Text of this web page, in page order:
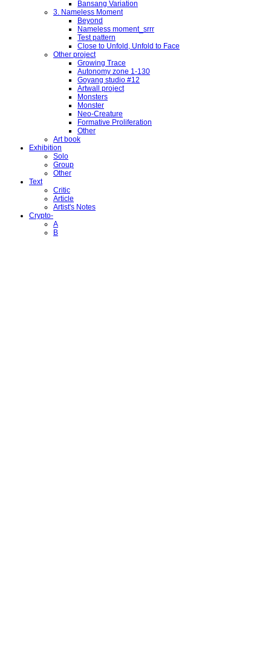
Bansang Variation
3. Nameless Moment
Beyond
Nameless moment_srrr
Test pattern
Close to Unfold, Unfold to Face
Other project
Growing Trace
Autonomy zone 1-130
Goyang studio #12
Artwall project
Monsters
Monster
Neo-Creature
Formative Proliferation
Other
Art book
Exhibition
Solo
Group
Other
Text
Critic
Article
Artist's Notes
Crypto-
A
B